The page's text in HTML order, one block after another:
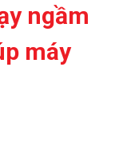
ngầm
máy